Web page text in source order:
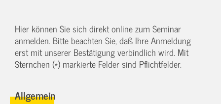
Hier können Sie sich direkt online zum Seminar
anmelden. Bitte beachten Sie, daß Ihre Anmeldung
erst mit unserer Bestätigung verbindlich wird. Mit
Sternchen (*) markierte Felder sind Pflichtfelder.
Allgemein